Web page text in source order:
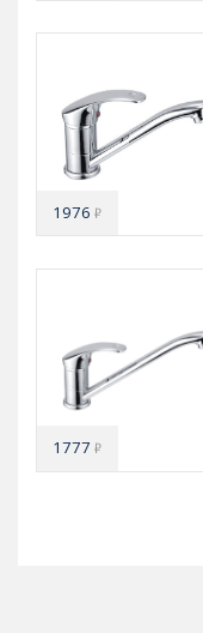
1976₽
1777₽